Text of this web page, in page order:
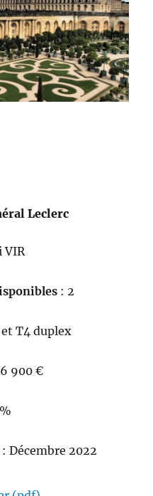
Leclerc
VIR
: 2
T4 duplex
900 €
: Décembre 2022